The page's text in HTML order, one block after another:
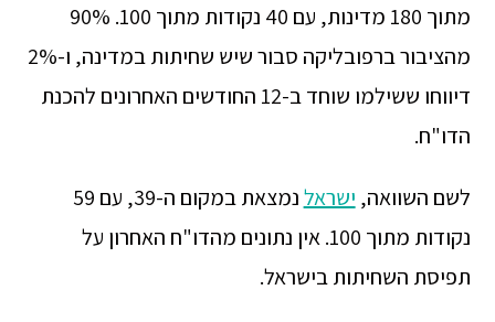
מתוך 180 מדינות, עם 40 נקודות מתוך 100. 90%
מהציבור ברפובליקה סבור שיש שחיתות במדינה, ו-2%
דיווחו ששילמו שוחד ב-12 החודשים האחרונים להכנת
הדו"ח.
לשם השוואה, ישראל
נמצאת במקום ה-39, עם 59
נקודות מתוך 100. אין נתונים מהדו"ח האחרון על
תפיסת השחיתות בישראל.